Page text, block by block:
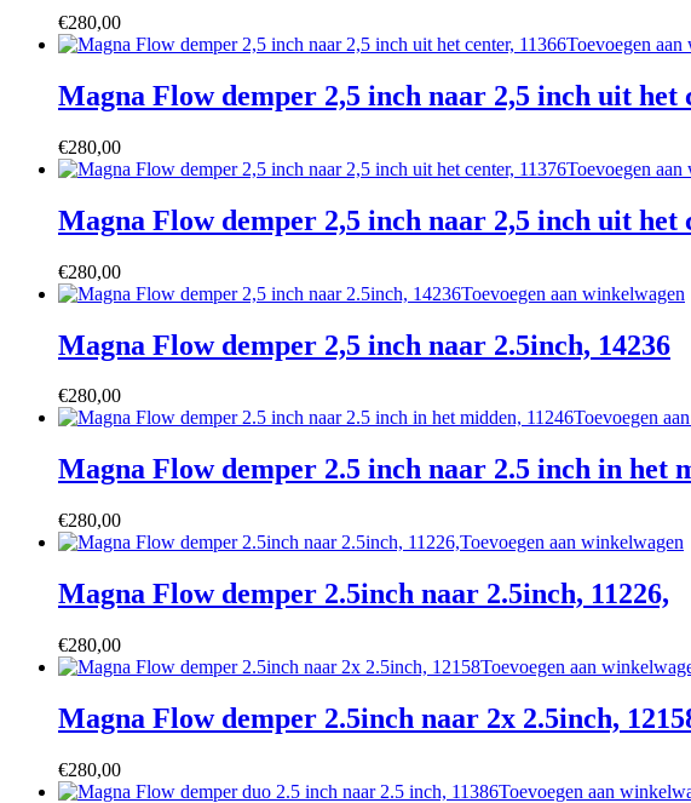
€280,00
Toevoegen
Magna Flow demper 2,5 inch naar 2,5 inch uit het
€280,00
Toevoegen
Magna Flow demper 2,5 inch naar 2,5 inch uit het
€280,00
Toevoegen aan winkelwagen
Magna Flow demper 2,5 inch naar 2.5inch, 14236
€280,00
Toevoegen
Magna Flow demper 2.5 inch naar 2.5 inch in het
€280,00
Toevoegen aan winkelwagen
Magna Flow demper 2.5inch naar 2.5inch, 11226,
€280,00
Toevoegen aan
Magna Flow demper 2.5inch naar 2x 2.5inch,
€280,00
Toevoegen aan